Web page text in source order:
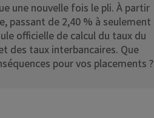
une nouvelle fois le pli. À partir
passant de 2,40 % à seulement
officielle de calcul du taux du
des taux interbancaires. Que
pour vos placements ?